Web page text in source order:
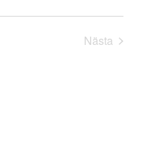
Nästa